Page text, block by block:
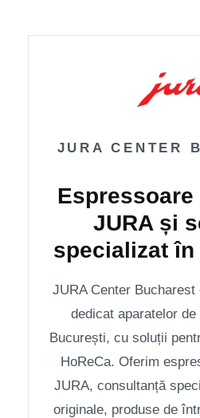
JURA CENTER
Espressoare
JURA și
specializat
JURA Center
dedicat aparatelor
București, cu soluții
HoReCa. Oferim
JURA, consultanță
originale, produse de